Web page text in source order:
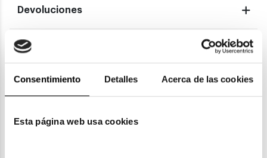
Consentimiento Detalles Acerca de las cookies
Esta página web usa cookies
Devoluciones
Garantías